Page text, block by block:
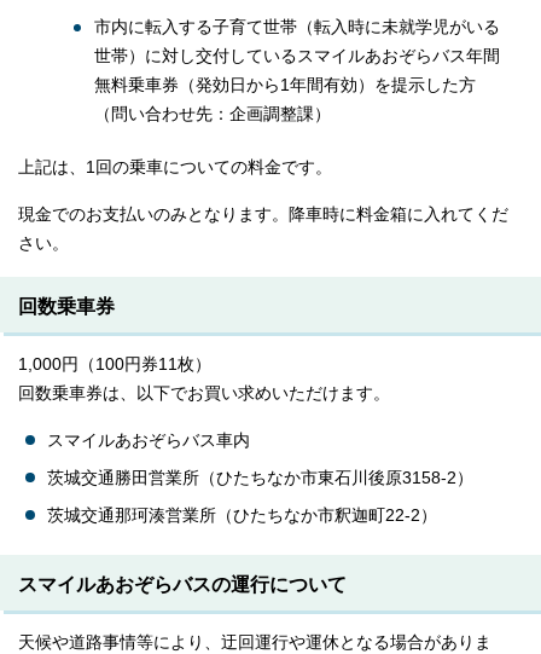
市内に転入する子育て世帯（転入時に未就学児がいる
世帯）に対し交付しているスマイルあおぞらバス年間
無料乗車券（発効日から1年間有効）を提示した方
（問い合わせ先：企画調整課）
上記は、1回の乗車についての料金です。
現金でのお支払いのみとなります。降車時に料金箱に入れてくだ
さい。
回数乗車券
1,000円（100円券11枚）
回数乗車券は、以下でお買い求めいただけます。
スマイルあおぞらバス車内
茨城交通勝田営業所（ひたちなか市東石川後原3158-2）
茨城交通那珂湊営業所（ひたちなか市釈迦町22-2）
スマイルあおぞらバスの運行について
天候や道路事情等により、迂回運行や運休となる場合がありま